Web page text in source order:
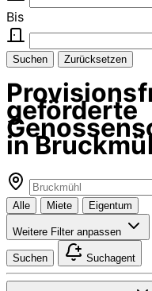
Bis
Suchen Zurücksetzen
geförderte
in
Alle Miete Eigentum
Weitere Filter anpassen
Suchen Suchagent